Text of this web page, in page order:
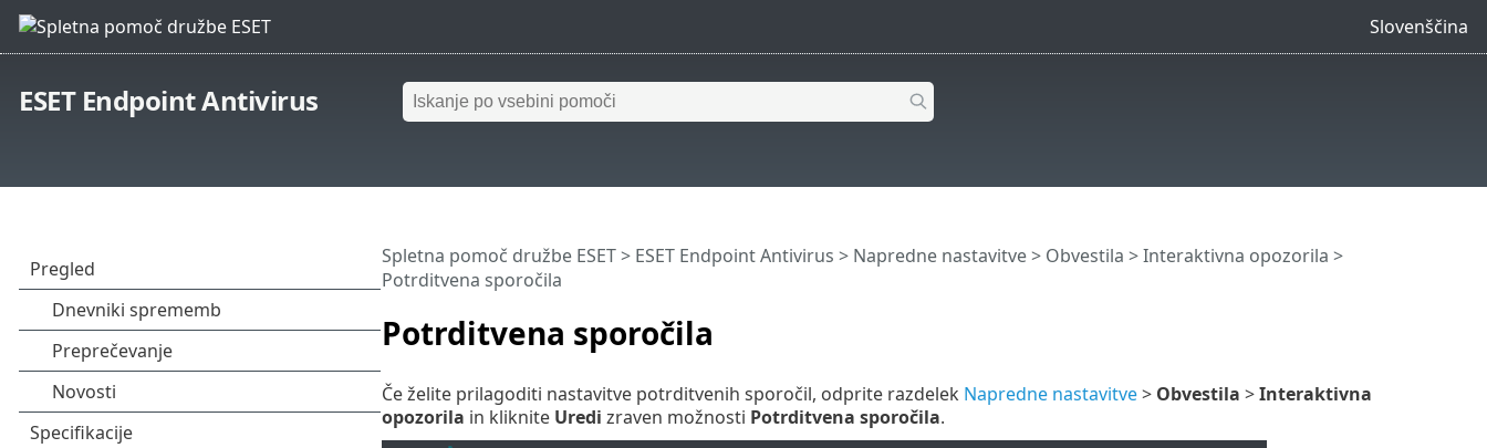
Slovenščina
ESET Endpoint Antivirus
Potrditvena sporočila
Spletna pomoč družbe ESET> ESET Endpoint Antivirus > Napredne nastavitve> Obvestila >Interaktivna opozorila >
Potrditvena sporočila
Če želite prilagoditi nastavitve potrditvenih sporočil, odprite razdelek Napredne nastavitve> Obvestila >Interaktivna
opozorila in kliknite Uredi zraven možnosti Potrditvena sporočila.